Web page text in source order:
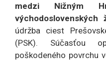
medzi Nižným
východoslovenských
údržba ciest
(PSK). Súčasťou
poškodeného povrchu